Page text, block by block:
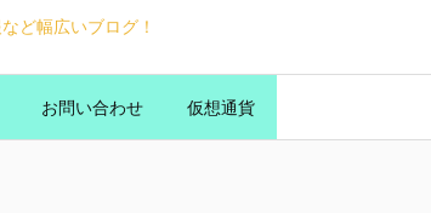
ど幅広いブログ！
お問い合わせ 仮想通貨